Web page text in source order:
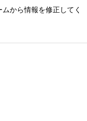
から情報を修正してく